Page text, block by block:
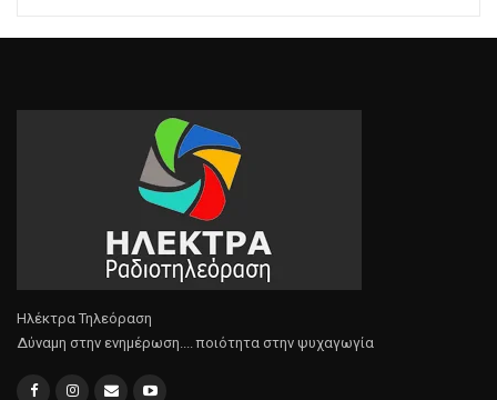
Ηλέκτρα Τηλεόραση
Δύναμη στην ενημέρωση.... ποιότητα στην ψυχαγωγία